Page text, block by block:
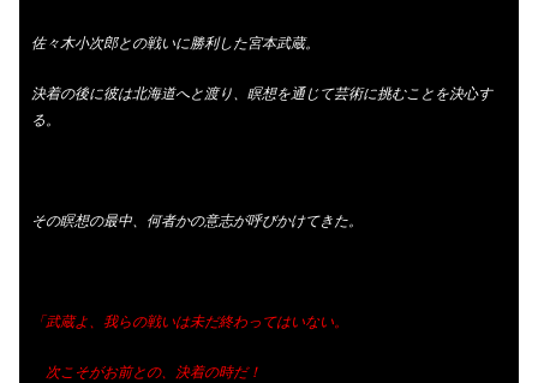
佐々木小次郎との戦いに勝利した宮本武蔵。
決着の後に彼は北海道へと渡り、瞑想を通じて芸術に挑むことを決心す
る。
その瞑想の最中、何者かの意志が呼びかけてきた。
「武蔵よ、我らの戦いは未だ終わってはいない。
次こそがお前との、決着の時だ！